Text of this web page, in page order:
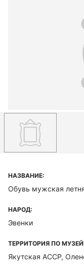
НАЗВАНИЕ:
Обувь мужская
НАРОД:
Эвенки
ТЕРРИТОРИЯ ПО
Якутская ACCP,